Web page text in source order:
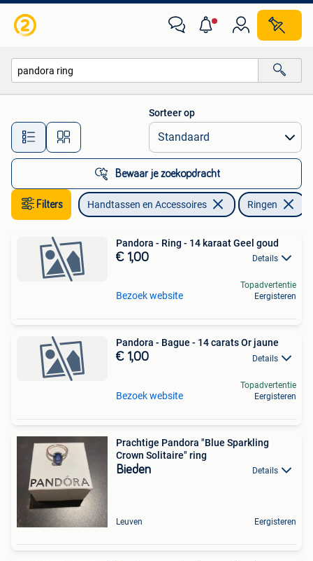
Alle afstanden…
Sorteer op
Bewaar je zoekopdracht
Filters Handtassen en Accessoires Ringen
Pandora - Ring - 14 karaat Geel goud
€ 1,00 Details
Bezoek website
Topadvertentie
Eergisteren
Pandora - Bague - 14 carats Or jaune
€ 1,00 Details
Bezoek website
Topadvertentie
Eergisteren
Prachtige Pandora "Blue Sparkling
Crown Solitaire" ring
Bieden Details
Leuven Eergisteren